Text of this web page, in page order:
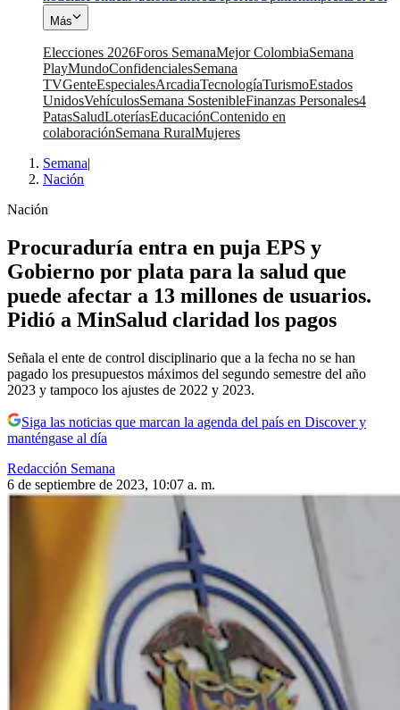
Más
Elecciones 2026Foros SemanaMejor ColombiaSemana
PlayMundoConfidencialesSemana
TVGenteEspecialesArcadiaTecnologíaTurismoEstados
UnidosVehículosSemana SostenibleFinanzas Personales4
PatasSaludLoteríasEducaciónContenido en
colaboraciónSemana RuralMujeres
Semana|
Nación
Nación
Procuraduría entra en puja EPS y
Gobierno por plata para la salud que
puede afectar a 13 millones de usuarios.
Pidió a MinSalud claridad los pagos
Señala el ente de control disciplinario que a la fecha no se han
pagado los presupuestos máximos del segundo semestre del año
2023 y tampoco los ajustes de 2022 y 2023.
Siga las noticias que marcan la agenda del país en Discover y
manténgase al día
Redacción Semana
6 de septiembre de 2023, 10:07 a. m.